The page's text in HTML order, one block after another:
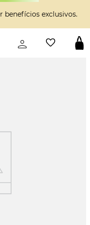
benefícios exclusivos.